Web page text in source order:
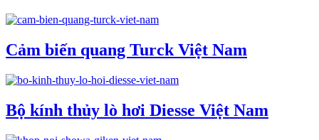
Cảm biến quang Turck Việt Nam
Bộ kính thủy lò hơi Diesse Việt Nam